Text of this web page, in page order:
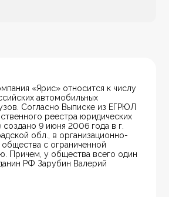
«Ярис» относится к числу
автомобильных
Согласно Выписке из ЕГРЮЛ
реестра юридических
создано 9 июня 2006 года в г.
обл., в организационно-
с ограниченной
Причем, у общества всего один
РФ Зарубин Валерий